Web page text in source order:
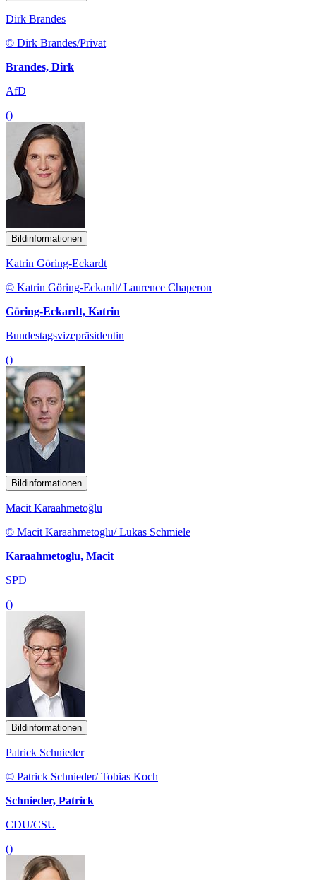
Dirk Brandes
© Dirk Brandes/Privat
Brandes, Dirk
AfD
()
Bildinformationen
Katrin Göring-Eckardt
© Katrin Göring-Eckardt/ Laurence Chaperon
Göring-Eckardt, Katrin
Bundestagsvizepräsidentin
()
Bildinformationen
Macit Karaahmetoğlu
© Macit Karaahmetoglu/ Lukas Schmiele
Karaahmetoglu, Macit
SPD
()
Bildinformationen
Patrick Schnieder
© Patrick Schnieder/ Tobias Koch
Schnieder, Patrick
CDU/CSU
()